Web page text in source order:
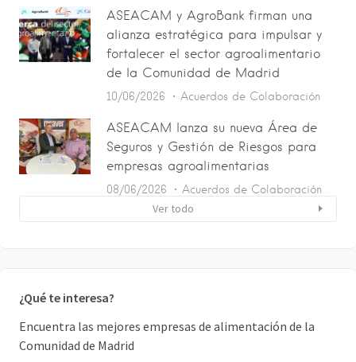
ASEACAM y AgroBank firman una
alianza estratégica para impulsar y
fortalecer el sector agroalimentario
de la Comunidad de Madrid
10/06/2026 Acuerdos de Colaboración
ASEACAM lanza su nueva Área de
Seguros y Gestión de Riesgos para
empresas agroalimentarias
08/06/2026 Acuerdos de Colaboración
Ver todo
¿Qué te interesa?
Encuentra las mejores empresas de alimentación de la
Comunidad de Madrid